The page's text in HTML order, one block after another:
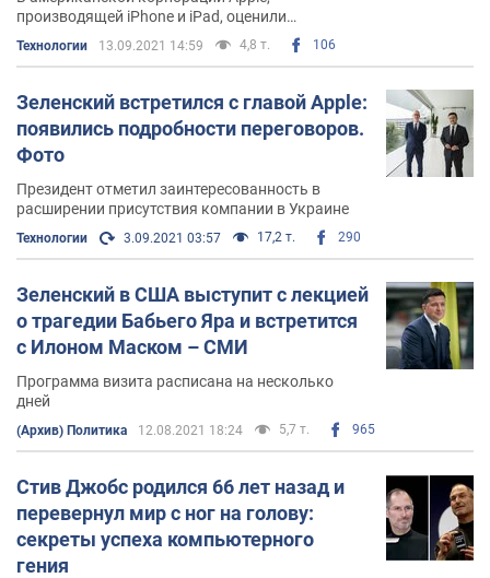
производящей iPhone и iPad, оценили
украинские цифровые паспорта
Технологии 13.09.2021 14:59 4,8 т. 106
Зеленский встретился с главой Apple:
появились подробности переговоров.
Фото
Президент отметил заинтересованность в
расширении присутствия компании в Украине
Технологии 3.09.2021 03:57 17,2 т. 290
Зеленский в США выступит с лекцией
о трагедии Бабьего Яра и встретится
с Илоном Маском – СМИ
Программа визита расписана на несколько
дней
(Архив) Политика 12.08.2021 18:24 5,7 т. 965
Стив Джобс родился 66 лет назад и
перевернул мир с ног на голову:
секреты успеха компьютерного
гения